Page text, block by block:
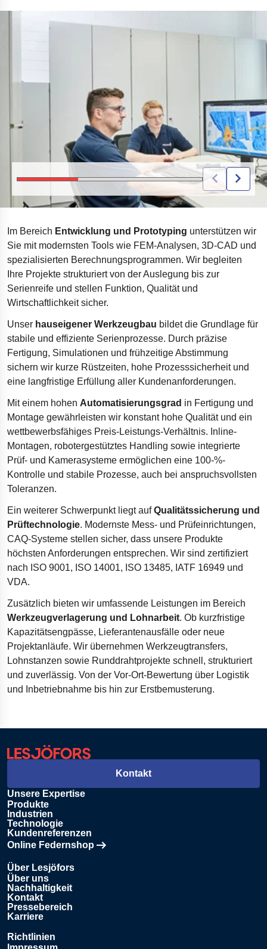
ZWEI MITARBEITENDE ARBEITEN AM COMPUTER AN LÖSUNGEN FÜR
Im Bereich Entwicklung und Prototyping unterstützen wir
Sie mit modernsten Tools wie FEM-Analysen, 3D-CAD und
spezialisierten Berechnungsprogrammen. Wir begleiten
Ihre Projekte strukturiert von der Auslegung bis zur
Serienreife und stellen Funktion, Qualität und
Wirtschaftlichkeit sicher.
Unser hauseigener Werkzeugbau bildet die Grundlage für
stabile und effiziente Serienprozesse. Durch präzise
Fertigung, Simulationen und frühzeitige Abstimmung
sichern wir kurze Rüstzeiten, hohe Prozesssicherheit und
eine langfristige Erfüllung aller Kundenanforderungen.
Mit einem hohen Automatisierungsgrad in Fertigung und
Montage gewährleisten wir konstant hohe Qualität und ein
wettbewerbsfähiges Preis-Leistungs-Verhältnis. Inline-
Montagen, robotergestütztes Handling sowie integrierte
Prüf- und Kamerasysteme ermöglichen eine 100-%-
Kontrolle und stabile Prozesse, auch bei anspruchsvollsten
Toleranzen.
Ein weiterer Schwerpunkt liegt aufQualitätssicherung und
Prüftechnologie. Modernste Mess- und Prüfeinrichtungen,
CAQ-Systeme stellen sicher, dass unsere Produkte
höchsten Anforderungen entsprechen. Wir sind zertifiziert
nach ISO 9001, ISO 14001, ISO 13485, IATF 16949 und
VDA.
Zusätzlich bieten wir umfassende Leistungen im Bereich
Werkzeugverlagerung und Lohnarbeit. Ob kurzfristige
Kapazitätsengpässe, Lieferantenausfälle oder neue
Projektanläufe. Wir übernehmen Werkzeugtransfers,
Lohnstanzen sowie Runddrahtprojekte schnell, strukturiert
und zuverlässig. Von der Vor-Ort-Bewertung über Logistik
und Inbetriebnahme bis hin zur Erstbemusterung.
Unsere Expertise
Produkte
Industrien
Technologie
Kundenreferenzen
Online Federnshop
Öffnet in einem neuen Tab
Über Lesjöfors
Über uns
Nachhaltigkeit
Kontakt
Pressebereich
Karriere
Richtlinien
Kontakt